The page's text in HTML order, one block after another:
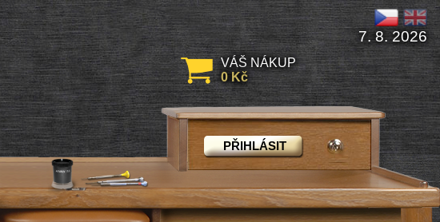
PŘIHLÁSIT
7. 8. 2026
VÁŠ NÁKUP
0 Kč